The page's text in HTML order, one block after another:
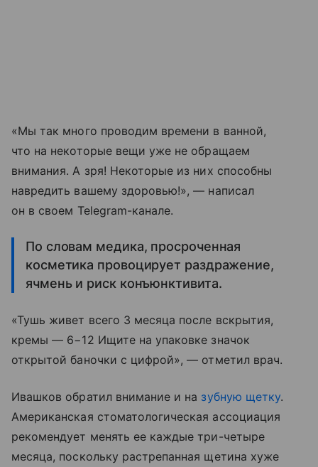
«Мы так много проводим времени в ванной,
что на некоторые вещи уже не обращаем
внимания. А зря! Некоторые из них способны
навредить вашему здоровью!», — написал
он в своем Telegram-канале.
По словам медика, просроченная
косметика провоцирует раздражение,
ячмень и риск конъюнктивита.
«Тушь живет всего 3 месяца после вскрытия,
кремы — 6−12 Ищите на упаковке значок
открытой баночки с цифрой», — отметил врач.
Ивашков обратил внимание и на зубную щетку.
Американская стоматологическая ассоциация
рекомендует менять ее каждые три-четыре
месяца, поскольку растрепанная щетина хуже